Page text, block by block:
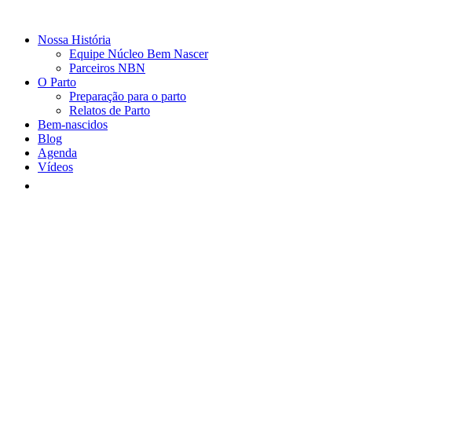
Nossa História
Equipe Núcleo Bem Nascer
Parceiros NBN
O Parto
Preparação para o parto
Relatos de Parto
Bem-nascidos
Blog
Agenda
Vídeos